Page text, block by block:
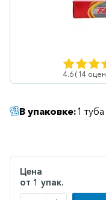
Ветеринарные
Гинекология
4.6 (14
В упаковке:1
Цена
от 1 упак.